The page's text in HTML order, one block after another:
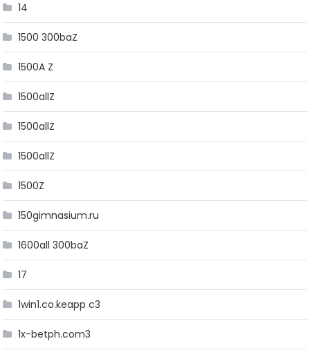
14
1500 300baZ
1500A Z
1500allZ
1500allZ
1500allZ
1500Z
150gimnasium.ru
1600all 300baZ
17
1win1.co.keapp c3
1x-betph.com3